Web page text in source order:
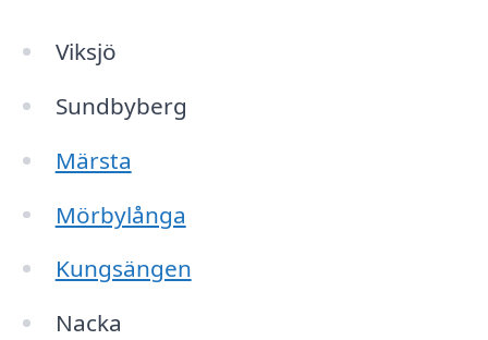
Viksjö
Sundbyberg
Märsta
Mörbylånga
Kungsängen
Nacka